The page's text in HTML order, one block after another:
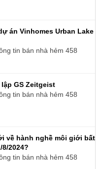
án Vinhomes Urban Lake
tin bán nhà hẻm 458
GS Zeitgeist
tin bán nhà hẻm 458
về hành nghề môi giới bất
2024?
tin bán nhà hẻm 458